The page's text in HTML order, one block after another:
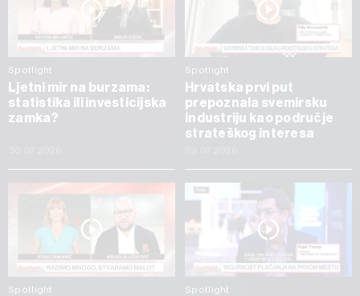
Spotlight
Ljetni mir na burzama:
statistika ili investicijska
zamka?
Spotlight
Hrvatska prvi put
prepoznala svemirsku
industriju kao područje
strateškog interesa
Spotlight Spotlight